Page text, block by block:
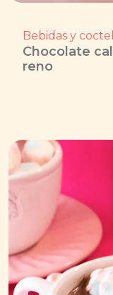
Bebidas y
Chocolate
reno